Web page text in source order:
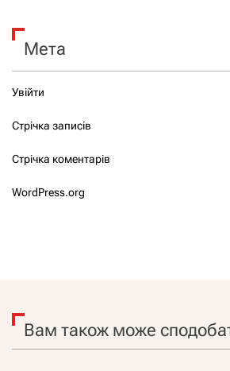
Мета
Увійти
Стрічка записів
Стрічка коментарів
WordPress.org
Вам також може